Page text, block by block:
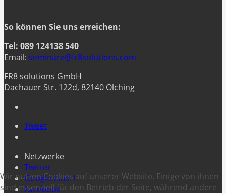
So können Sie uns erreichen:
Tel: 089 124138 540
Email: seminare@fr8solutions.com
FR8 solutions GmbH
Dachauer Str. 122d, 82140 Olching
Tweet
Netzwerke
Twitter
Google Plus 1
Facebook
Wir nutzen Cookies auf unserer Website. Einige von ihnen
sind essenziell für den Betrieb der Seite, während andere